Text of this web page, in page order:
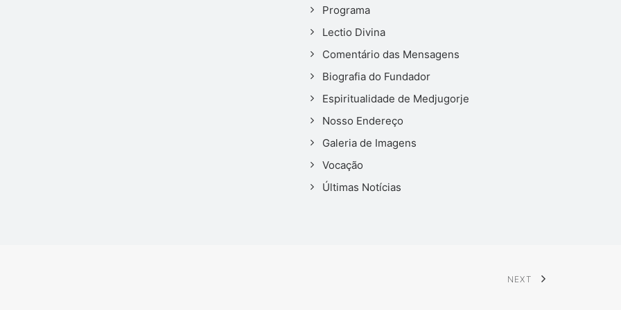
Programa
Lectio Divina
Comentário das Mensagens
Biografia do Fundador
Espiritualidade de Medjugorje
Nosso Endereço
Galeria de Imagens
Vocação
Últimas Notícias
NEXT